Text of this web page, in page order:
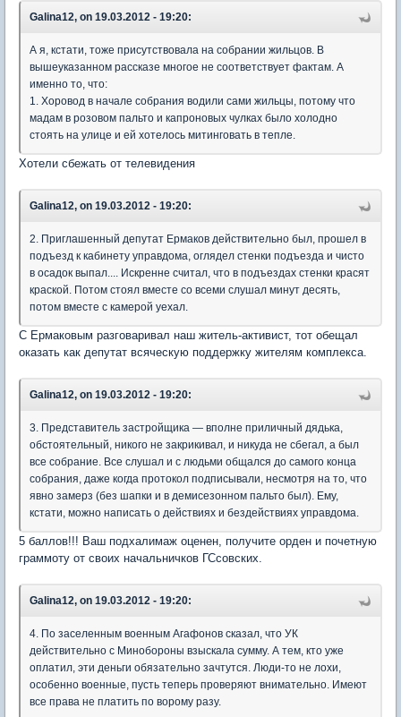
Galina12, on 19.03.2012 - 19:20:
А я, кстати, тоже присутствовала на собрании жильцов. В
вышеуказанном рассказе многое не соответствует фактам. А
именно то, что:
1. Хоровод в начале собрания водили сами жильцы, потому что
мадам в розовом пальто и капроновых чулках было холодно
стоять на улице и ей хотелось митинговать в тепле.
Хотели сбежать от телевидения
Galina12, on 19.03.2012 - 19:20:
2. Приглашенный депутат Ермаков действительно был, прошел в
подъезд к кабинету управдома, оглядел стенки подъезда и чисто
в осадок выпал.... Искренне считал, что в подъездах стенки красят
краской. Потом стоял вместе со всеми слушал минут десять,
потом вместе с камерой уехал.
С Ермаковым разговаривал наш житель-активист, тот обещал
оказать как депутат всяческую поддержку жителям комплекса.
Galina12, on 19.03.2012 - 19:20:
3. Представитель застройщика — вполне приличный дядька,
обстоятельный, никого не закрикивал, и никуда не сбегал, а был
все собрание. Все слушал и с людьми общался до самого конца
собрания, даже когда протокол подписывали, несмотря на то, что
явно замерз (без шапки и в демисезонном пальто был). Ему,
кстати, можно написать о действиях и бездействиях управдома.
5 баллов!!! Ваш подхалимаж оценен, получите орден и почетную
граммоту от своих начальничков ГСсовских.
Galina12, on 19.03.2012 - 19:20:
4. По заселенным военным Агафонов сказал, что УК
действительно с Минобороны взыскала сумму. А тем, кто уже
оплатил, эти деньги обязательно зачтутся. Люди-то не лохи,
особенно военные, пусть теперь проверяют внимательно. Имеют
все права не платить по ворому разу.